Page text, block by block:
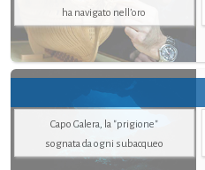
ha navigato nell’oro
Capo Galera, la "prigione"
sognata da ogni subacqueo